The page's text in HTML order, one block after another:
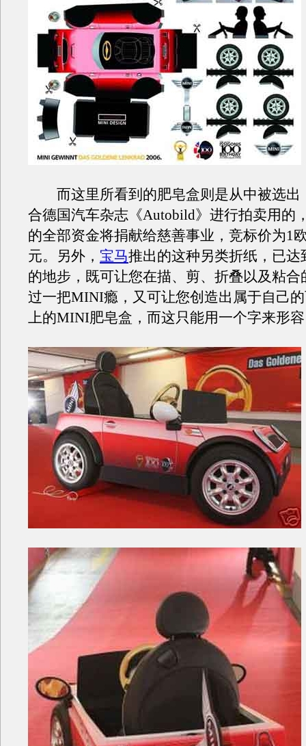
而这里所看到的肥皂盒则是从中被选出
合德国汽车杂志《Autobild》进行拍卖用的
的全部资金将捐献给慈善事业，竞标价为1
元。另外， 宝马推出的这种另类折纸，已达
的地步，既可让您在描、剪、折叠以及粘合
过一把MINI瘾，又可让您创造出属于自己
上的MINI肥皂盒，而这只能用一个字来形